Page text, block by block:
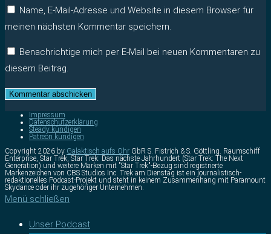
Name, E-Mail-Adresse und Website in diesem Browser für
meinen nächsten Kommentar speichern.
Benachrichtige mich per E-Mail bei neuen Kommentaren zu
diesem Beitrag.
Impressum
Datenschutzerklärung
Steady kündigen
Patreon kündigen
Copyright 2026 by Galaktisch aufs Ohr GbR S. Fistrich & S. Göttling. Raumschiff
Enterprise, Star Trek, Star Trek: Das nächste Jahrhundert (Star Trek: The Next
Generation) und weitere Marken mit "Star Trek"-Bezug sind registrierte
Markenzeichen von CBS Studios Inc. Trek am Dienstag ist ein journalistisch-
redaktionelles Podcast-Projekt und steht in keinem Zusammenhang mit Paramount
Skydance oder ihr zugehöriger Unternehmen.
Menü schließen
Unser Podcast